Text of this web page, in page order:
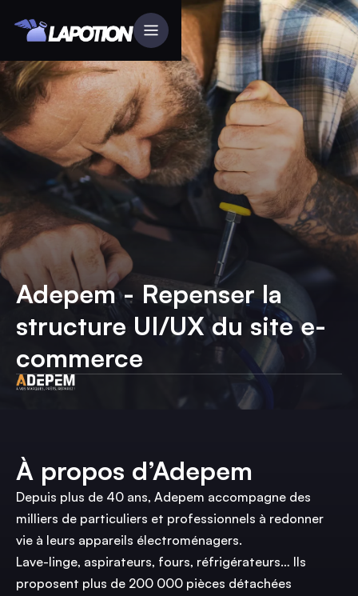
Adepem - Repenser la
structure UI/UX du site e-
commerce
À propos d’Adepem
Depuis plus de 40 ans, Adepem accompagne des
milliers de particuliers et professionnels à redonner
vie à leurs appareils électroménagers.
Lave-linge, aspirateurs, fours, réfrigérateurs… Ils
proposent plus de 200 000 pièces détachées